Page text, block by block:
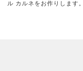
ル カルネをお作りします。